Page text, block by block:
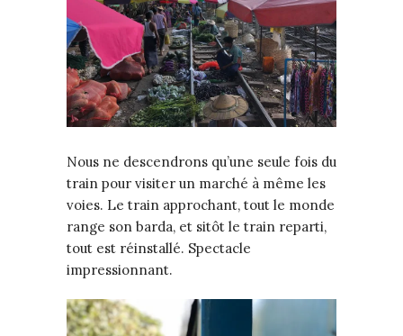
Nous ne descendrons qu’une seule fois du
train pour visiter un marché à même les
voies. Le train approchant, tout le monde
range son barda, et sitôt le train reparti,
tout est réinstallé. Spectacle
impressionnant.